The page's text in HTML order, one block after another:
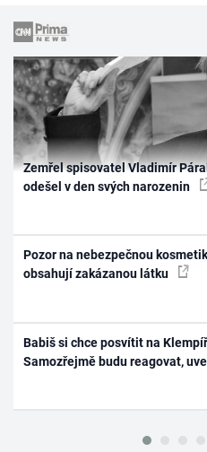
Zemřel spisovatel Vladimír
odešel v den svých narozenin
Pozor na nebezpečnou
obsahují zakázanou látku
Babiš si chce posvítit na
Samozřejmě budu reagovat,